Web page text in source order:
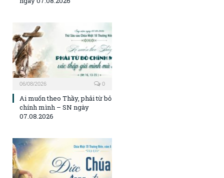
06/08/2026 0
Ai muốn theo Thầy, phải từ bỏ
chính mình – SN ngày
07.08.2026